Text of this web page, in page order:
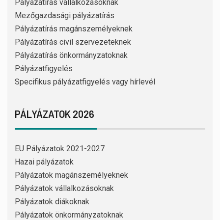
Pályázatírás vállalkozásoknak
Mezőgazdasági pályázatírás
Pályázatírás magánszemélyeknek
Pályázatírás civil szervezeteknek
Pályázatírás önkormányzatoknak
Pályázatfigyelés
Specifikus pályázatfigyelés vagy hírlevél
PÁLYÁZATOK 2026
EU Pályázatok 2021-2027
Hazai pályázatok
Pályázatok magánszemélyeknek
Pályázatok vállalkozásoknak
Pályázatok diákoknak
Pályázatok önkormányzatoknak